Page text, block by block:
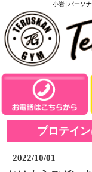
小岩│パーソ
プロテイ
2022/10/01